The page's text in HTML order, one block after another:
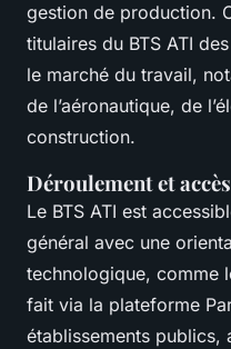
gestion de production.
titulaires du BTS ATI
le marché du travail,
de l’aéronautique, de
construction.
Déroulement et accès
Le BTS ATI est
général avec une
technologique, comme
fait via la plateforme
établissements publics,